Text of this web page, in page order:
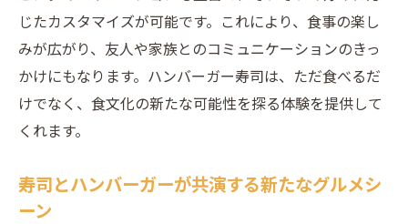
じたカスタマイズが可能です。これにより、食事の楽し
みが広がり、友人や家族とのコミュニケーションのきっ
かけにもなります。ハンバーガー寿司は、ただ食べるだ
けでなく、食文化の新たな可能性を探る体験を提供して
くれます。
寿司とハンバーガーが共演する新たなグルメシ
ーン